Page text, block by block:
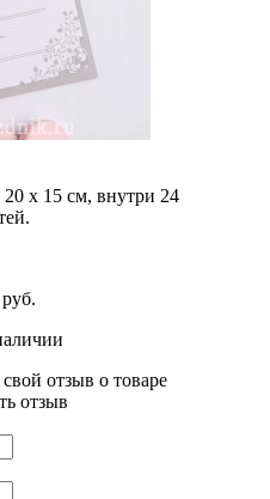
х 15 см, внутри 24
отзыв о товаре
отзыв